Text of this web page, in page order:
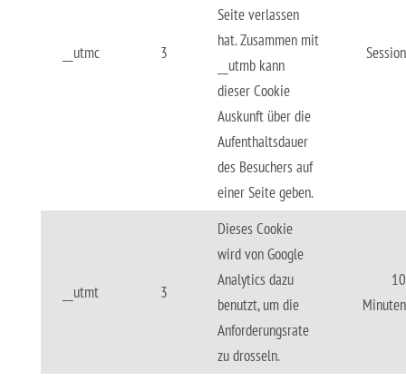
__utmc 3
Seite verlassen
hat. Zusammen mit
__utmb kann
dieser Cookie
Auskunft über die
Aufenthaltsdauer
des Besuchers auf
einer Seite geben.
Session
__utmt 3
Dieses Cookie
wird von Google
Analytics dazu
benutzt, um die
Anforderungsrate
zu drosseln.
10
Minuten